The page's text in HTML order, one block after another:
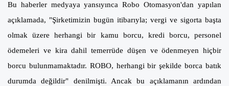
Bu haberler medyaya yansıyınca Robo Otomasyon'dan yapılan
açıklamada, "Şirketimizin bugün itibarıyla; vergi ve sigorta başta
olmak üzere herhangi bir kamu borcu, kredi borcu, personel
ödemeleri ve kira dahil temerrüde düşen ve ödenmeyen hiçbir
borcu bulunmamaktadır. ROBO, herhangi bir şekilde borca batık
durumda değildir" denilmişti. Ancak bu açıklamanın ardından